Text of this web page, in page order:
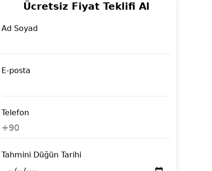
Ücretsiz Fiyat Teklifi Al
Ad Soyad
E-posta
Telefon
+90
Tahmini Düğün Tarihi